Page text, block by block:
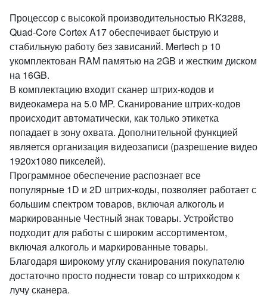
Процессор с высокой производительностью RK3288,
Quad-Core Cortex A17 обеспечивает быструю и
стабильную работу без зависаний. Mertech p 10
укомплектован RAM памятью на 2GB и жестким диском
на 16GB.
В комплектацию входит сканер штрих-кодов и
видеокамера на 5.0 MP. Сканирование штрих-кодов
происходит автоматически, как только этикетка
попадает в зону охвата. Дополнительной функцией
является организация видеозаписи (разрешение видео
1920х1080 пикселей).
Программное обеспечение распознает все
популярные 1D и 2D штрих-коды, позволяет работает с
большим спектром товаров, включая алкоголь и
маркированные Честный знак товары. Устройство
подходит для работы с широким ассортиментом,
включая алкоголь и маркированные товары.
Благодаря широкому углу сканирования покупателю
достаточно просто поднести товар со штрихкодом к
лучу сканера.